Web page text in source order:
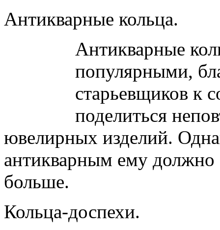
Антикварные кольца.
Антикварные
популярными,
старьевщиков к
поделиться
ювелирных изделий.
антикварным ему должно
больше.
Кольца-доспехи.